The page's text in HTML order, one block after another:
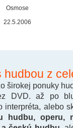
Osmose
22.5.2006
hudbou z
širokej ponuky
DVD. až po
interpréta, alebo
hudbu, operu,